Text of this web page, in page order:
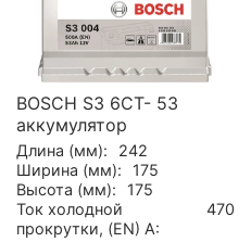
BOSCH S3 6CT- 53
аккумулятор
Длина (мм):
242
Ширина (мм):
175
Высота (мм):
175
Ток холодной
прокрутки, (EN) А:
470